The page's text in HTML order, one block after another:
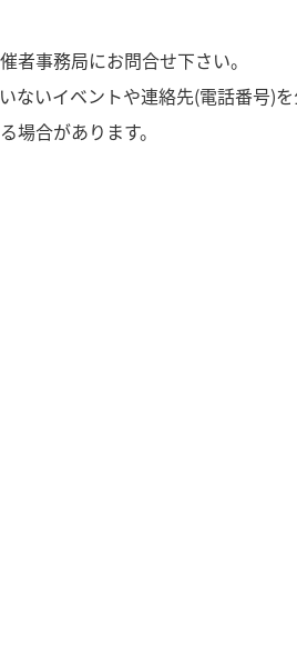
者事務局にお問合せ下さい。
ないイベントや連絡先(電話番号)
場合があります。